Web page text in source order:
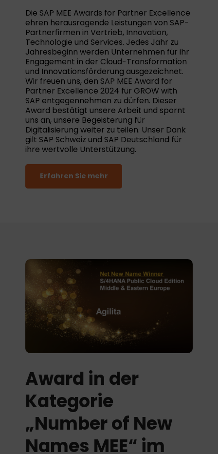
Die SAP MEE Awards for Partner Excellence
ehren herausragende Leistungen von SAP-
Partnerfirmen in Vertrieb, Innovation,
Technologie und Services. Jedes Jahr zu
Jahresbeginn werden Unternehmen für ihr
Engagement in der Cloud-Transformation
und Innovationsförderung ausgezeichnet.
Wir freuen uns, den SAP MEE Award for
Partner Excellence 2024 für GROW with
SAP entgegennehmen zu dürfen. Dieser
Award bestätigt unsere Arbeit und spornt
uns an, unsere Begeisterung für
Digitalisierung weiter zu teilen. Unser Dank
gilt SAP Schweiz und SAP Deutschland für
ihre wertvolle Unterstützung.
Erfahren Sie mehr
Award in der
Kategorie
„Number of New
Names MEE“ im